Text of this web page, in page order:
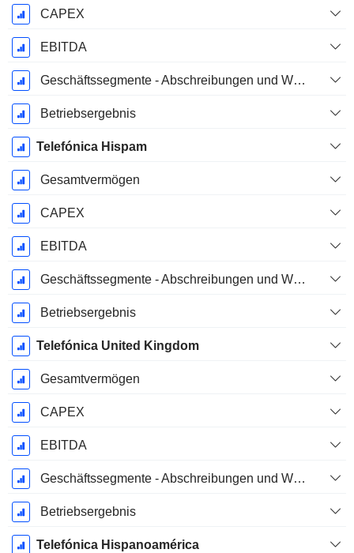
CAPEX
EBITDA
Geschäftssegmente - Abschreibungen und Wertminderungen
Betriebsergebnis
Telefónica Hispam
Gesamtvermögen
CAPEX
EBITDA
Geschäftssegmente - Abschreibungen und Wertminderungen
Betriebsergebnis
Telefónica United Kingdom
Gesamtvermögen
CAPEX
EBITDA
Geschäftssegmente - Abschreibungen und Wertminderungen
Betriebsergebnis
Telefónica Hispanoamérica